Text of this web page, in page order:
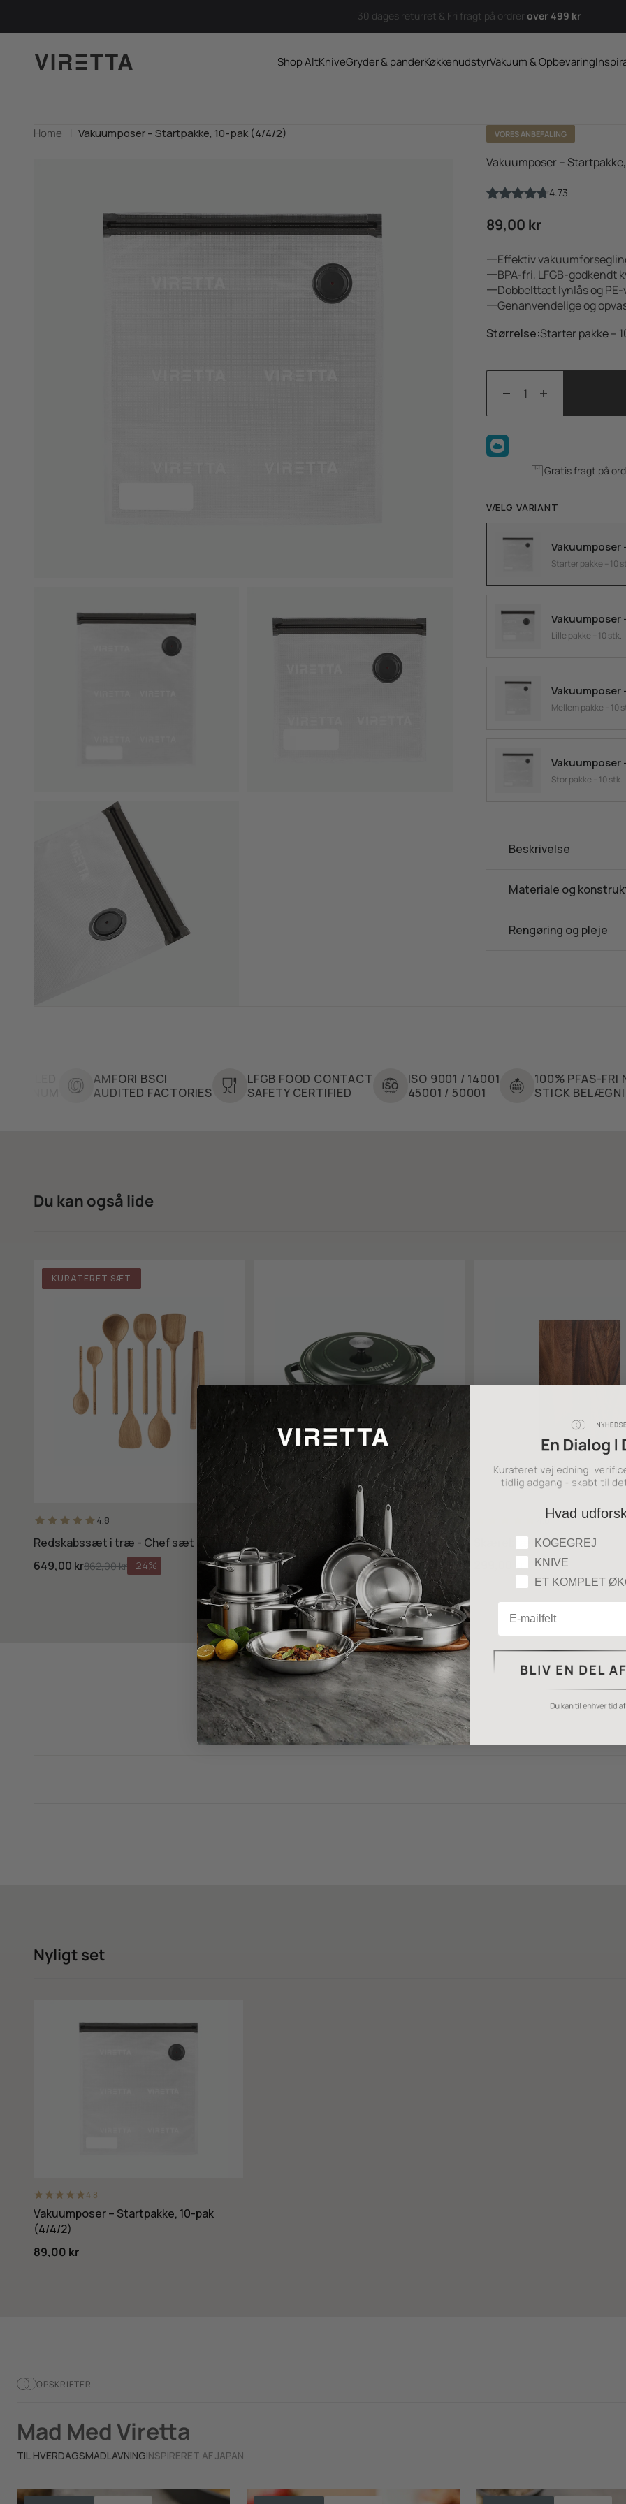
30 dages returret & Fri fragt på ordrer over 499 kr
Shop AltKniveGryder & panderKøkkenudstyrVakuum & Opbevaring
Viretta.dk
Home Vakuumposer – Startpakke, 10-pak (4/4/2) VORES ANBEFALING
Vakuumposer –
4.73
Salgspris
89,00 kr
Effektiv
BPA-fri, LFGB-godkendt
Dobbelttæt lynlås og
Genanvendelige og
Størrelse:Starter pakke –
Gratis fragt på
VÆLG VARIANT
Vakuumposer
Starter pakke – 10
Vakuumposer
Lille pakke – 10 stk.
Vakuumposer
Mellem pakke – 10
Vakuumposer
Stor pakke – 10 stk.
Beskrivelse
Materiale og
Rengøring og pleje
AMFORI BSCI
AUDITED FACTORIES
LFGB FOOD CONTACT
SAFETY CERTIFIED
ISO 9001 / 14001
45001 / 50001
100% PFAS-FRI NON-
STICK BELÆGNING
Du kan også lide
KURATERET SÆT
4.8
Redskabssæt i træ - Chef sæt 7 dele
649,00 kr862,00 kr -24%
Emaljeret støbejernsgryde – Ø26 cm, 5
liter
4.8
Skærebræt – Valnød
299,00 kr
Nyligt set
4.8
Vakuumposer – Startpakke, 10-pak
(4/4/2)
89,00 kr
OPSKRIFTER
Mad Med Viretta
TIL HVERDAGSMADLAVNINGINSPIRERET AF JAPAN
Hvad
Hvad udforsker du?
KOGEGREJ
KNIVE
ET KOMPLET
Email